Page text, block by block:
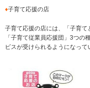
♦子育て応援の店
子育て応援の店には、「子育て
「子育て従業員応援団」3つの
ビスが受けられるようになって